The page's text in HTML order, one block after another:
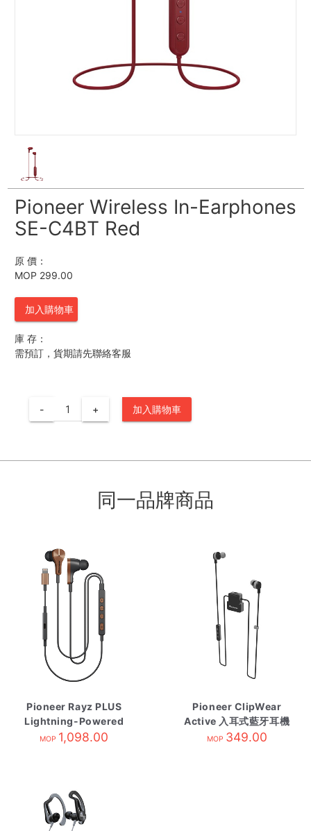
Pioneer Wireless In-Earphones
SE-C4BT Red
原 價：
MOP 299.00
加入購物車
庫 存：
需預訂，貨期請先聯絡客服
- + 加入購物車
同一品牌商品
Pioneer Rayz PLUS
Lightning-Powered
消噪耳機 銅 SE-
MOP 1,098.00
Pioneer ClipWear
Active 入耳式藍牙耳機
灰 SE-CL5BTH
MOP 349.00